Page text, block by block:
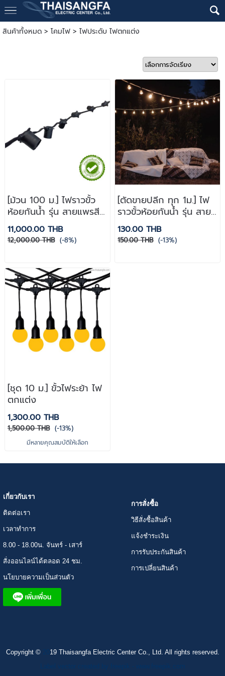
สินค้าทั้งหมด> โคมไฟ> ไฟประดับ ไฟตกแต่ง
[ม้วน 100 ม.] ไฟราวขั้ว
ห้อยกันน้ำ รุ่น สายแพรสี
ดำ
11,000.00 THB
12,000.00 THB (-8%)
[ตัดขายปลีก ทุก 1ม.] ไฟ
ราวขั้วห้อยกันน้ำ รุ่น สาย
แพรสีดำ ขั้ว E27
130.00 THB
150.00 THB (-13%)
[ชุด 10 ม.] ขั้วไฟระย้า ไฟ
ตกแต่ง
1,300.00 THB
1,500.00 THB (-13%)
มีหลายคุณสมบัติให้เลือก
เกี่ยวกับเรา
ติดต่อเรา
เวลาทำการ
8.00 - 18.00น. จันทร์ - เสาร์
สั่งออนไลน์ได้ตลอด 24 ชม.
นโยบายความเป็นส่วนตัว
การสั่งซื้อ
วิธีสั่งซื้อสินค้า
แจ้งชำระเงิน
การรับประกันสินค้า
การเปลี่ยนสินค้า
Copyright ©
19 Thaisangfa Electric Center Co., Ltd. All rights reserved.